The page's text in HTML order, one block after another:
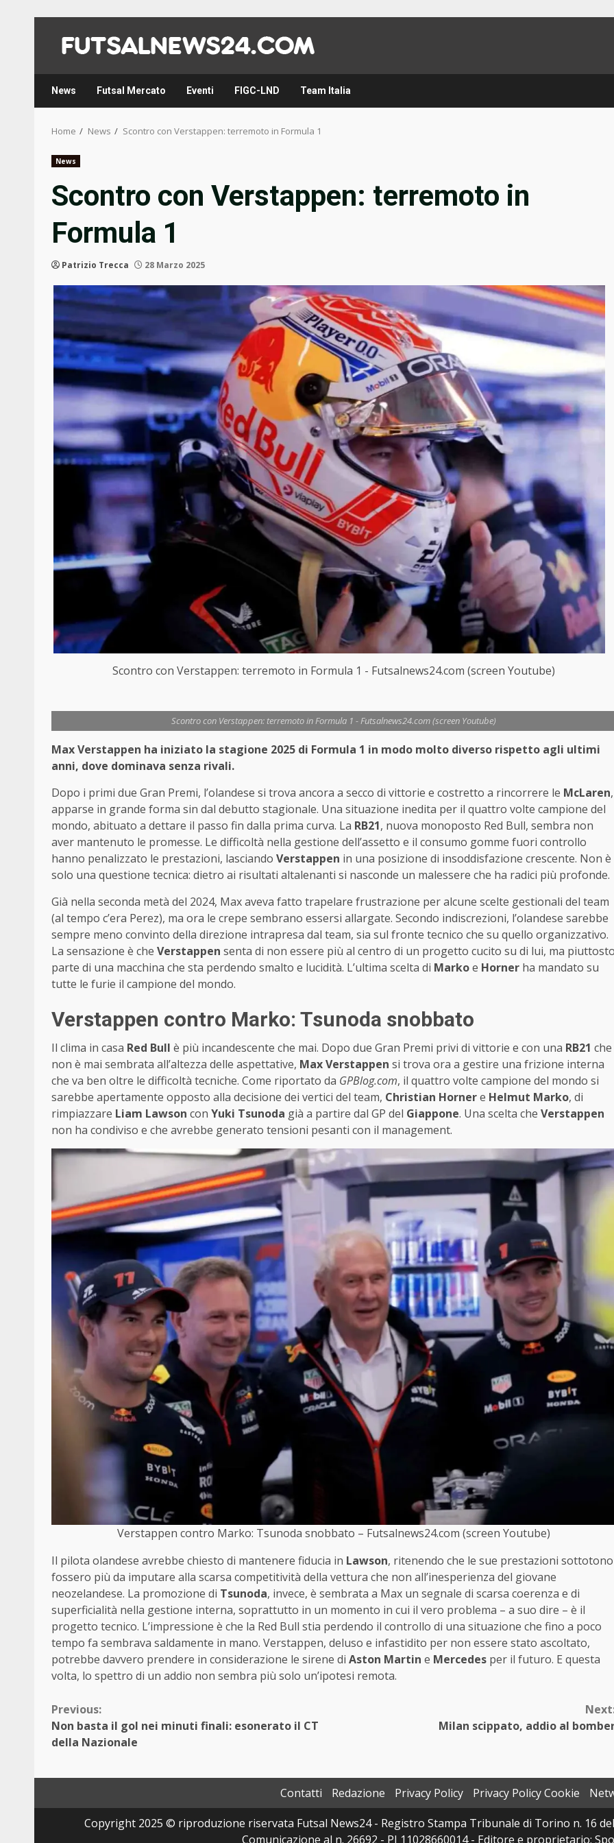
content
News Futsal Mercato Eventi FIGC-LND Team Italia
Home News Scontro con Verstappen: terremoto in Formula 1
News
Scontro con Verstappen: terremoto in
Formula 1
Patrizio Trecca 28 Marzo 2025
Scontro con Verstappen: terremoto in Formula 1 - Futsalnews24.com (screen Youtube)
Scontro con Verstappen: terremoto in Formula 1 - Futsalnews24.com (screen Youtube)
Max Verstappen ha iniziato la stagione 2025 di Formula 1 in modo molto diverso rispetto agli ultimi
anni, dove dominava senza rivali.
Dopo i primi due Gran Premi, l’olandese si trova ancora a secco di vittorie e costretto a rincorrere le McLaren,
apparse in grande forma sin dal debutto stagionale. Una situazione inedita per il quattro volte campione del
mondo, abituato a dettare il passo fin dalla prima curva. La RB21, nuova monoposto Red Bull, sembra non
aver mantenuto le promesse. Le difficoltà nella gestione dell’assetto e il consumo gomme fuori controllo
hanno penalizzato le prestazioni, lasciando Verstappen in una posizione di insoddisfazione crescente. Non è
solo una questione tecnica: dietro ai risultati altalenanti si nasconde un malessere che ha radici più profonde.
Già nella seconda metà del 2024, Max aveva fatto trapelare frustrazione per alcune scelte gestionali del team
(al tempo c’era Perez), ma ora le crepe sembrano essersi allargate. Secondo indiscrezioni, l’olandese sarebbe
sempre meno convinto della direzione intrapresa dal team, sia sul fronte tecnico che su quello organizzativo.
La sensazione è che Verstappen senta di non essere più al centro di un progetto cucito su di lui, ma
parte di una macchina che sta perdendo smalto e lucidità. L’ultima scelta di Markoe Horner ha mandato su
tutte le furie il campione del mondo.
Verstappen contro Marko: Tsunoda snobbato
Il clima in casa Red Bull è più incandescente che mai. Dopo due Gran Premi privi di vittorie e con una RB21 che
non è mai sembrata all’altezza delle aspettative, Max Verstappen si trova ora a gestire una frizione interna
che va ben oltre le difficoltà tecniche. Come riportato da GPBlog.com, il quattro volte campione del mondo si
sarebbe apertamente opposto alla decisione dei vertici del team, Christian Hornere Helmut Marko, di
rimpiazzare Liam Lawson con Yuki Tsunoda già a partire dal GP del Giappone. Una scelta che Verstappen
non ha condiviso e che avrebbe generato tensioni pesanti con il management.
Verstappen contro Marko: Tsunoda snobbato – Futsalnews24.com (screen Youtube)
Il pilota olandese avrebbe chiesto di mantenere fiducia in Lawson, ritenendo che le sue prestazioni sottotono
fossero più da imputare alla scarsa competitività della vettura che non all’inesperienza del giovane
neozelandese. La promozione di Tsunoda, invece, è sembrata a Max un segnale di scarsa coerenza e di
superficialità nella gestione interna, soprattutto in un momento in cui il vero problema – a suo dire – è il
progetto tecnico. L’impressione è che la Red Bull stia perdendo il controllo di una situazione che fino a poco
tempo fa sembrava saldamente in mano. Verstappen, deluso e infastidito per non essere stato ascoltato,
potrebbe davvero prendere in considerazione le sirene di Aston Martin e Mercedes per il futuro. E questa
volta, lo spettro di un addio non sembra più solo un’ipotesi remota.
Continue
Reading
Previous:
Non basta il gol nei minuti finali: esonerato il CT
della Nazionale
Milan scippato, addio al
Contatti Redazione Privacy Policy Privacy Policy Cookie
Copyright 2025 © riproduzione riservata Futsal News24 - Registro Stampa Tribunale di Torino n. 16
Comunicazione al n. 26692 - PI 11028660014 - Editore e proprietario: